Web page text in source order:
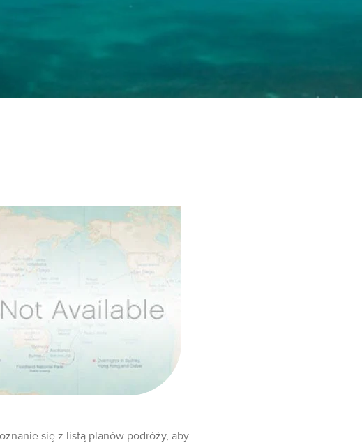
się z listą planów podróży, aby